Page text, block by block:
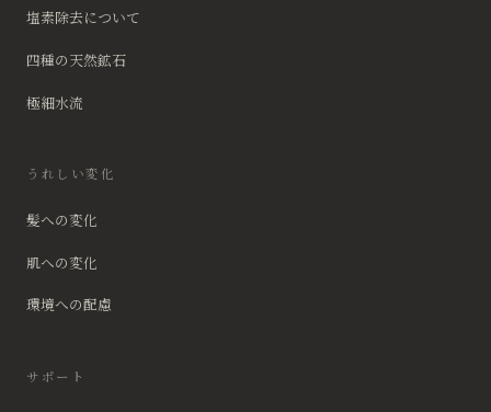
塩素除去について
四種の天然鉱石
極細水流
うれしい変化
髪への変化
肌への変化
環境への配慮
サポート